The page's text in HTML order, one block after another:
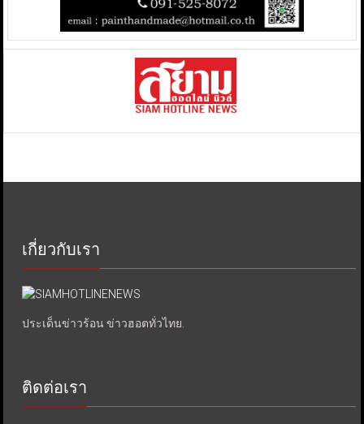
เกี่ยวกับเรา
ประเด็นข่าวร้อน ข่าวฮอตทั่วไทย.
ติดต่อเรา